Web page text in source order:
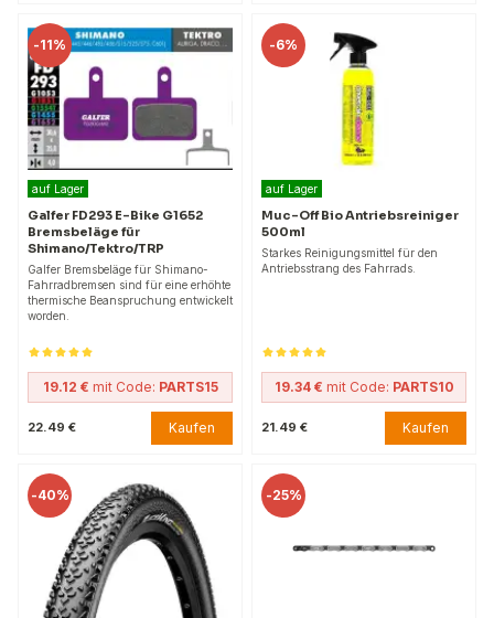
-11%
auf Lager
Galfer FD293 E-Bike G1652
Bremsbeläge für
Shimano/Tektro/TRP
Galfer Bremsbeläge für Shimano-
Fahrradbremsen sind für eine erhöhte
thermische Beanspruchung entwickelt
worden.
19.12 € mit Code: PARTS15
22.49 € Kaufen
-6%
auf Lager
Muc-Off Bio Antriebsreiniger
500ml
Starkes Reinigungsmittel für den
Antriebsstrang des Fahrrads.
19.34 € mit Code: PARTS10
21.49 € Kaufen
-40% -25%